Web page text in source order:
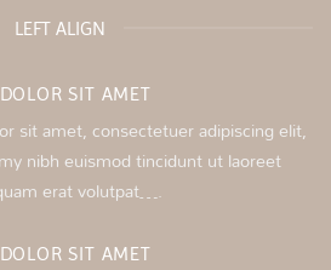
LEFT ALIGN
SIT AMET
sit amet, consectetuer adipiscing elit,
nibh euismod tincidunt ut laoreet
erat volutpat….
SIT AMET